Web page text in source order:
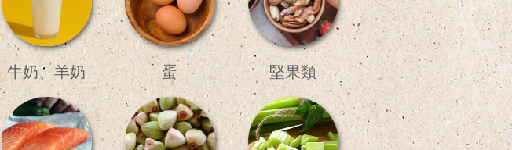
牛奶、羊奶 蛋 堅果類